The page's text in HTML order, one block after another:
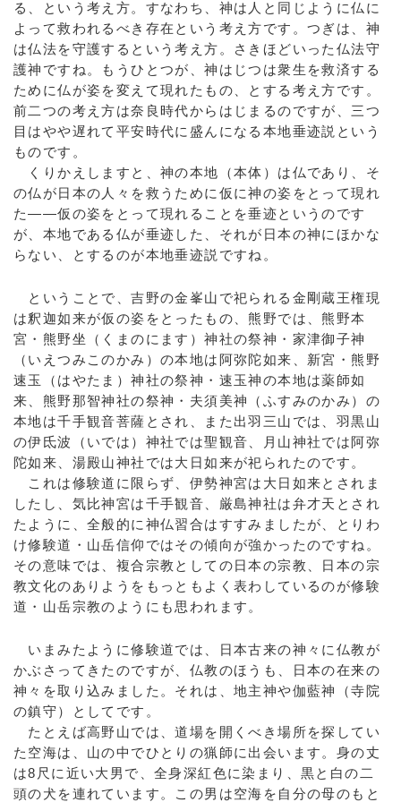
る、という考え方。すなわち、神は人と同じように仏に
よって救われるべき存在という考え方です。つぎは、神
は仏法を守護するという考え方。さきほどいった仏法守
護神ですね。もうひとつが、神はじつは衆生を救済する
ために仏が姿を変えて現れたもの、とする考え方です。
前二つの考え方は奈良時代からはじまるのですが、三つ
目はやや遅れて平安時代に盛んになる本地垂迹説という
ものです。
くりかえしますと、神の本地（本体）は仏であり、そ
の仏が日本の人々を救うために仮に神の姿をとって現れ
た――仮の姿をとって現れることを垂迹というのです
が、本地である仏が垂迹した、それが日本の神にほかな
らない、とするのが本地垂迹説ですね。
ということで、吉野の金峯山で祀られる金剛蔵王権現
は釈迦如来が仮の姿をとったもの、熊野では、熊野本
宮・熊野坐（くまのにます）神社の祭神・家津御子神
（いえつみこのかみ）の本地は阿弥陀如来、新宮・熊野
速玉（はやたま）神社の祭神・速玉神の本地は薬師如
来、熊野那智神社の祭神・夫須美神（ふすみのかみ）の
本地は千手観音菩薩とされ、また出羽三山では、羽黒山
の伊氐波（いでは）神社では聖観音、月山神社では阿弥
陀如来、湯殿山神社では大日如来が祀られたのです。
これは修験道に限らず、伊勢神宮は大日如来とされま
したし、気比神宮は千手観音、厳島神社は弁才天とされ
たように、全般的に神仏習合はすすみましたが、とりわ
け修験道・山岳信仰ではその傾向が強かったのですね。
その意味では、複合宗教としての日本の宗教、日本の宗
教文化のありようをもっともよく表わしているのが修験
道・山岳宗教のようにも思われます。
いまみたように修験道では、日本古来の神々に仏教が
かぶさってきたのですが、仏教のほうも、日本の在来の
神々を取り込みました。それは、地主神や伽藍神（寺院
の鎮守）としてです。
たとえば高野山では、道場を開くべき場所を探してい
た空海は、山の中でひとりの猟師に出会います。身の丈
は8尺に近い大男で、全身深紅色に染まり、黒と白の二
頭の犬を連れています。この男は空海を自分の母のもと